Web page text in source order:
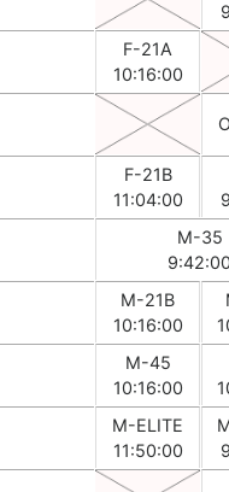
F-21A
10:16:00
F-21B
11:04:00
M-35
M-21B
10:16:00
M-45
10:16:00
M-ELITE
11:50:00